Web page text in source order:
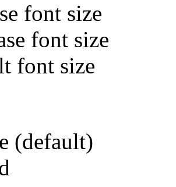
font size
font size
font size
(default)